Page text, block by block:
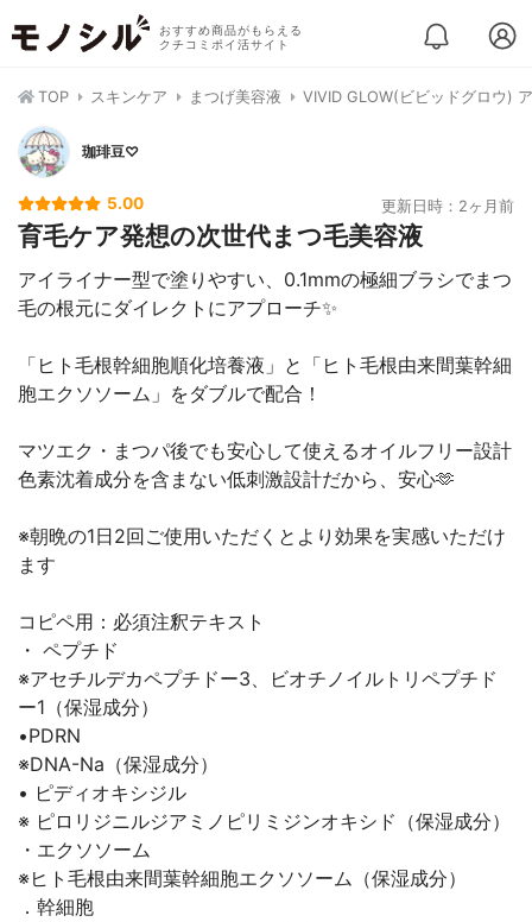
おすすめ商品がもらえる
クチコミポイ活サイト
TOP スキンケア まつげ美容液 VIVID GLOW(ビビッドグロウ)
珈琲豆♡
5.00 更新日時：2ヶ月前
育毛ケア発想の次世代まつ毛美容液
アイライナー型で塗りやすい、0.1mmの極細ブラシでまつ
毛の根元にダイレクトにアプローチ✨
「ヒト毛根幹細胞順化培養液」と「ヒト毛根由来間葉幹細
胞エクソソーム」をダブルで配合！
マツエク・まつパ後でも安心して使えるオイルフリー設計
色素沈着成分を含まない低刺激設計だから、安心🫶
※朝晩の1日2回ご使用いただくとより効果を実感いただけ
ます
コピペ用：必須注釈テキスト
・ ペプチド
※アセチルデカペプチドー3、ビオチノイルトリペプチド
ー1（保湿成分）
•PDRN
※DNA-Na（保湿成分）
• ピディオキシジル
※ ピロリジニルジアミノピリミジンオキシド（保湿成分）
・エクソソーム
※ヒト毛根由来間葉幹細胞エクソソーム（保湿成分）
．幹細胞